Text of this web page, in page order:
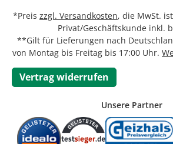
*Preis zzgl. Versandkosten, die MwSt.
Privat/Geschäftskunde inkl.
**Gilt für Lieferungen nach
von Montag bis Freitag bis 17:00 Uhr.
Vertrag widerrufen
Unsere Partner